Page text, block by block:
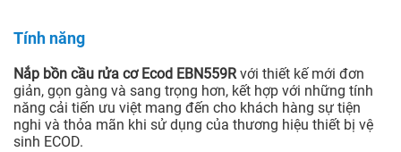
Tính năng
Nắp bồn cầu rửa cơ Ecod EBN559Rvới thiết kế mới đơn
giản, gọn gàng và sang trọng hơn, kết hợp với những tính
năng cải tiến ưu việt mang đến cho khách hàng sự tiện
nghi và thỏa mãn khi sử dụng của thương hiệu thiết bị vệ
sinh ECOD.